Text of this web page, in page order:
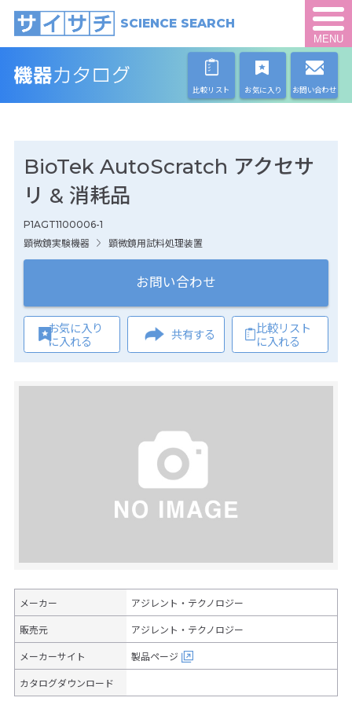
SCIENCE SEARCH
MENU
比較リスト お気に入り お問い合わせ
BioTek AutoScratch アクセサ
リ & 消耗品
P1AGT1100006-1
顕微鏡実験機器
顕微鏡用試料処理装置
お問い合わせ
お気に入り
に入れる
共有する
比較リスト
に入れる
メーカー アジレント・テクノロジー
販売元 アジレント・テクノロジー
メーカーサイト 製品ページ
カタログダウンロード